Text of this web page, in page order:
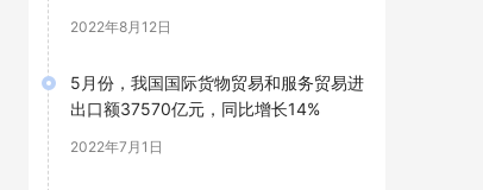
2022年8月12日
5月份，我国国际货物贸易和服务贸易进
出口额37570亿元，同比增长14%
2022年7月1日